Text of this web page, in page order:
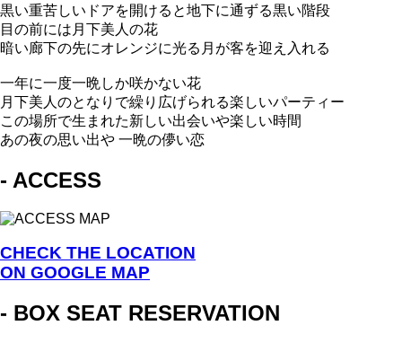
黒い重苦しいドアを開けると地下に通ずる黒い階段
目の前には月下美人の花
暗い廊下の先にオレンジに光る月が客を迎え入れる
一年に一度一晩しか咲かない花
月下美人のとなりで繰り広げられる楽しいパーティー
この場所で生まれた新しい出会いや楽しい時間
あの夜の思い出や 一晩の儚い恋
- ACCESS
CHECK THE LOCATION
ON GOOGLE MAP
- BOX SEAT RESERVATION